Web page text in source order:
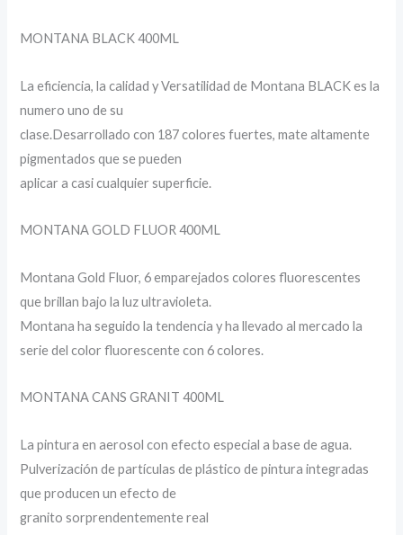
MONTANA BLACK 400ML
La eficiencia, la calidad y Versatilidad de Montana BLACK es la
numero uno de su
clase.Desarrollado con 187 colores fuertes, mate altamente
pigmentados que se pueden
aplicar a casi cualquier superficie.
MONTANA GOLD FLUOR 400ML
Montana Gold Fluor, 6 emparejados colores fluorescentes
que brillan bajo la luz ultravioleta.
Montana ha seguido la tendencia y ha llevado al mercado la
serie del color fluorescente con 6 colores.
MONTANA CANS GRANIT 400ML
La pintura en aerosol con efecto especial a base de agua.
Pulverización de partículas de plástico de pintura integradas
que producen un efecto de
granito sorprendentemente real